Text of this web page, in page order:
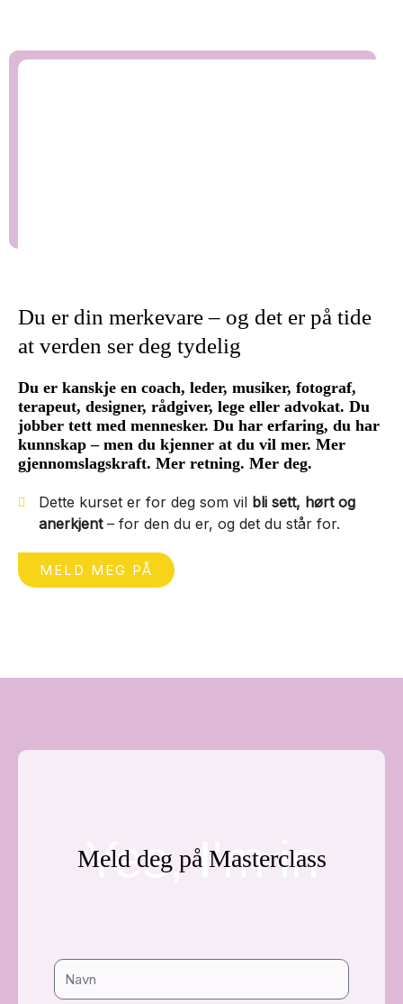
Du er din merkevare – og det er på tide
at verden ser deg tydelig
Du er kanskje en coach, leder, musiker, fotograf,
terapeut, designer, rådgiver, lege eller advokat. Du
jobber tett med mennesker. Du har erfaring, du har
kunnskap – men du kjenner at du vil mer. Mer
gjennomslagskraft. Mer retning. Mer deg.
Dette kurset er for deg som vil bli sett, hørt og
anerkjent – for den du er, og det du står for.
MELD MEG PÅ
Yes, I'm in
Meld deg på Masterclass